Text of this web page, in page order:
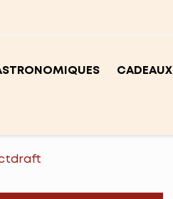
CADEAUX